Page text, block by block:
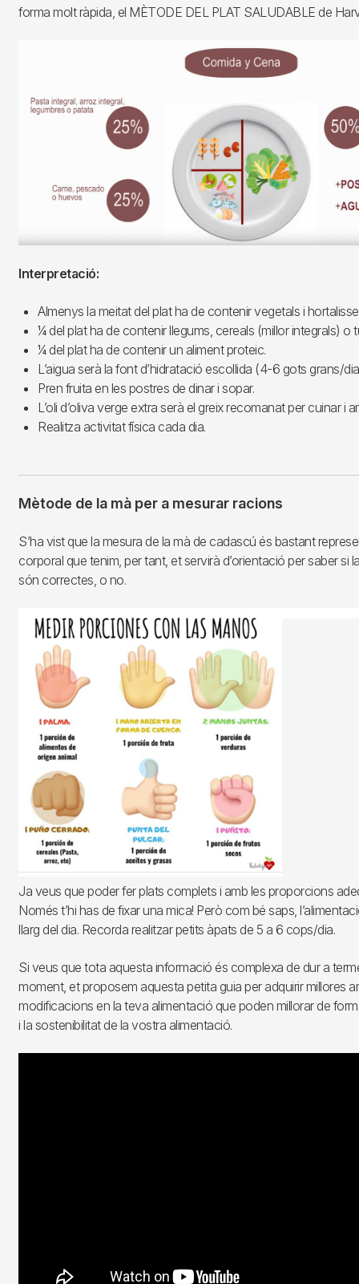
forma molt ràpida, el MÈTODE DEL PLAT SALUDABLE de
Interpretació:
Almenys la meitat del plat ha de contenir vegetals i
¼ del plat ha de contenir llegums, cereals (millor integrals) o
¼ del plat ha de contenir un aliment proteic.
L’aigua serà la font d’hidratació escollida (4-6 gots grans/
Pren fruita en les postres de dinar i sopar.
L’oli d’oliva verge extra serà el greix recomanat per cuinar i
Realitza activitat física cada dia.
Mètode de la mà per a mesurar racions
S’ha vist que la mesura de la mà de cadascú és bastant
corporal que tenim, per tant, et servirà d’orientació per saber si
són correctes, o no.
Ja veus que poder fer plats complets i amb les proporcions
Només t’hi has de fixar una mica! Però com bé saps,
llarg del dia. Recorda realitzar petits àpats de 5 a 6 cops/dia.
Si veus que tota aquesta informació és complexa de dur a
moment, et proposem aquesta petita guia per adquirir millores
modificacions en la teva alimentació que poden millorar de
i la sostenibilitat de la vostra alimentació.